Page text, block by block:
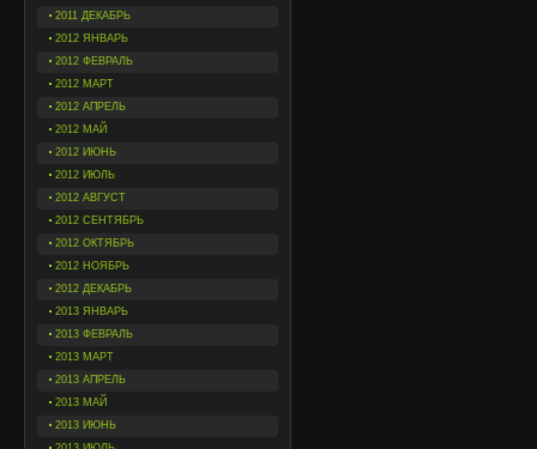
2011 ДЕКАБРЬ
2012 ЯНВАРЬ
2012 ФЕВРАЛЬ
2012 МАРТ
2012 АПРЕЛЬ
2012 МАЙ
2012 ИЮНЬ
2012 ИЮЛЬ
2012 АВГУСТ
2012 СЕНТЯБРЬ
2012 ОКТЯБРЬ
2012 НОЯБРЬ
2012 ДЕКАБРЬ
2013 ЯНВАРЬ
2013 ФЕВРАЛЬ
2013 МАРТ
2013 АПРЕЛЬ
2013 МАЙ
2013 ИЮНЬ